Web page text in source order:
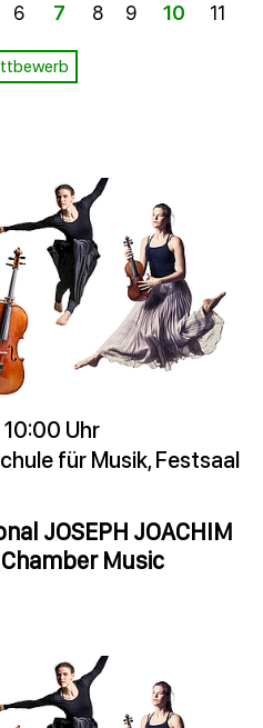
6
7
8
9
10
11
Uhr
für Musik, Festsaal
JOSEPH JOACHIM
Music